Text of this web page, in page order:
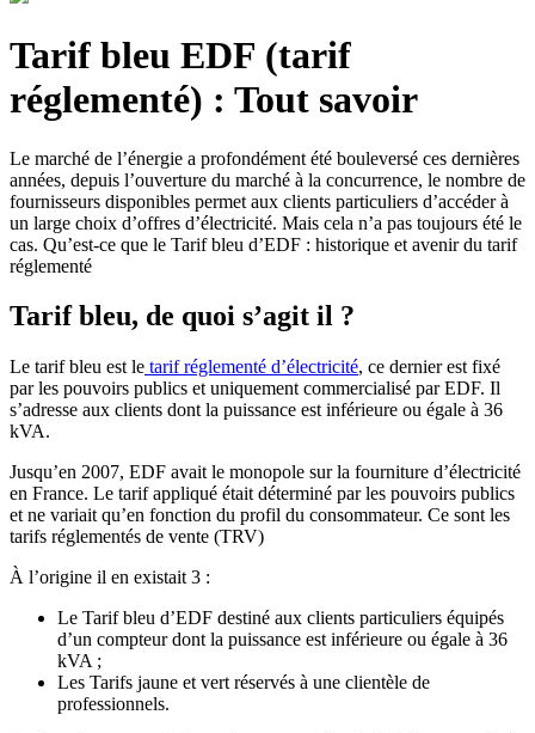
Tarif bleu EDF (tarif
réglementé) : Tout savoir
Le marché de l’énergie a profondément été bouleversé ces dernières
années, depuis l’ouverture du marché à la concurrence, le nombre de
fournisseurs disponibles permet aux clients particuliers d’accéder à
un large choix d’offres d’électricité. Mais cela n’a pas toujours été le
cas. Qu’est-ce que le Tarif bleu d’EDF : historique et avenir du tarif
réglementé
Tarif bleu, de quoi s’agit il ?
Le tarif bleu est le tarif réglementé d’électricité, ce dernier est fixé
par les pouvoirs publics et uniquement commercialisé par EDF. Il
s’adresse aux clients dont la puissance est inférieure ou égale à 36
kVA.
Jusqu’en 2007, EDF avait le monopole sur la fourniture d’électricité
en France. Le tarif appliqué était déterminé par les pouvoirs publics
et ne variait qu’en fonction du profil du consommateur. Ce sont les
tarifs réglementés de vente (TRV)
À l’origine il en existait 3 :
Le Tarif bleu d’EDF destiné aux clients particuliers équipés
d’un compteur dont la puissance est inférieure ou égale à 36
kVA ;
Les Tarifs jaune et vert réservés à une clientèle de
professionnels.